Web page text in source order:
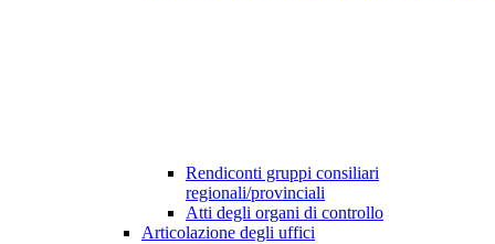
Rendiconti gruppi consiliari
regionali/provinciali
Atti degli organi di controllo
Articolazione degli uffici